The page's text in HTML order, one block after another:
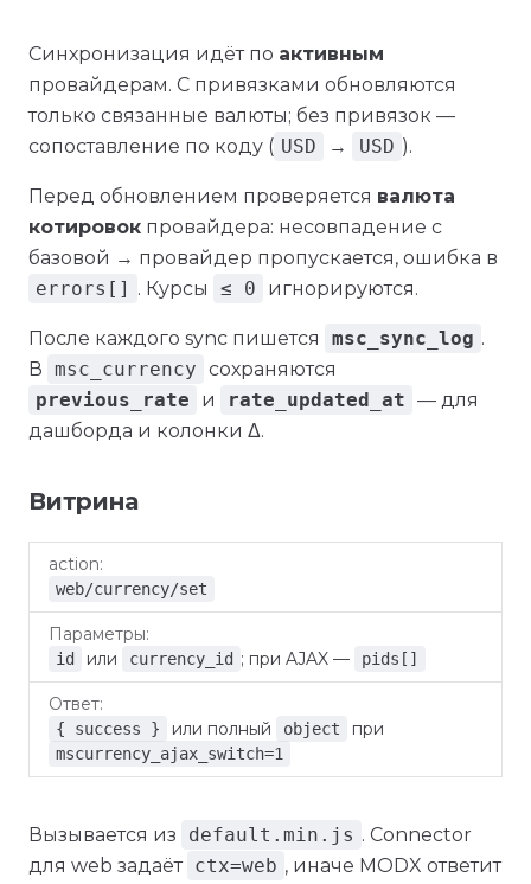
Синхронизация идёт по активным
провайдерам. С привязками обновляются
только связанные валюты; без привязок —
сопоставление по коду ( USD → USD ).
Перед обновлением проверяется валюта
котировок провайдера: несовпадение с
базовой → провайдер пропускается, ошибка в
errors[] . Курсы ≤ 0 игнорируются.
После каждого sync пишется msc_sync_log .
В msc_currency сохраняются
previous_rate
и rate_updated_at — для
дашборда и колонки Δ.
Витрина
action
web/currency/set
id или currency_id ; при AJAX — pids[]
{ success } или полный object при
mscurrency_ajax_switch=1
Вызывается из default.min.js . Connector
для web задаёт ctx=web , иначе MODX ответит